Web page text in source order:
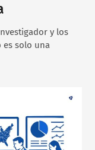
y los
es solo una